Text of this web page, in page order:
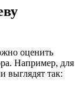
оценить
Например, для
выглядят так: